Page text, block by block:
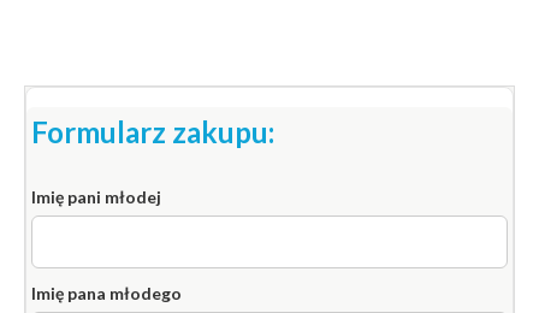
Formularz zakupu:
Imię pani młodej
Imię pana młodego